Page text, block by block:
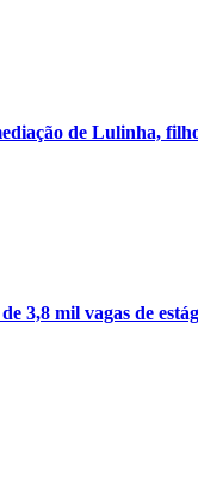
de Lulinha,
3,8 mil vagas de